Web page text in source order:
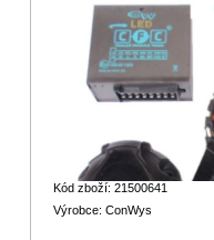
Kód zboží: 21500641
Výrobce: ConWys